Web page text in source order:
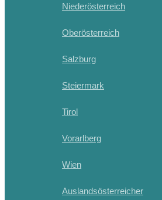
Niederösterreich
Oberösterreich
Salzburg
Steiermark
Tirol
Vorarlberg
Wien
Auslandsösterreicher